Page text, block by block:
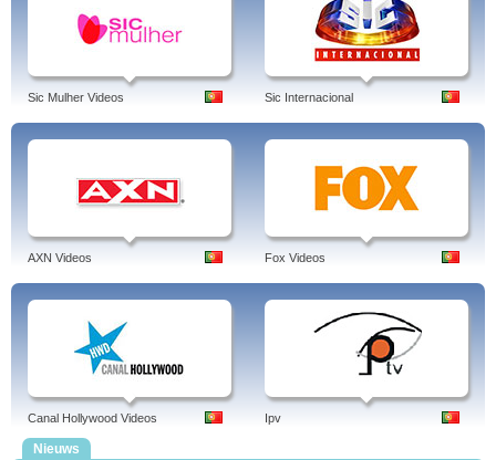
Sic Mulher Videos Sic Internacional
AXN Videos Fox Videos
Canal Hollywood Videos Ipv
Nieuws